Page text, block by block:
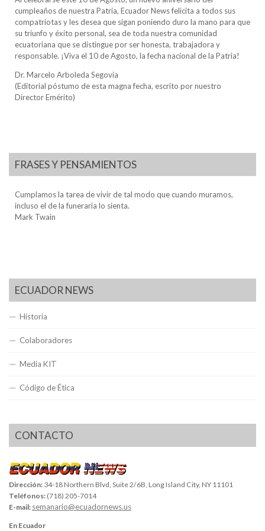
cumpleaños de nuestra Patria, Ecuador News felicita a todos sus
compatriotas y les desea que sigan poniendo duro la mano para que
su triunfo y éxito personal, sea de toda nuestra comunidad
ecuatoriana que se distingue por ser honesta, trabajadora y
responsable. ¡Viva el 10 de Agosto, la fecha nacional de la Patria!
Dr. Marcelo Arboleda Segovia
(Editorial póstumo de esta magna fecha, escrito por nuestro
Director Emérito)
FRASES Y PENSAMIENTOS
Cumplamos la tarea de vivir de tal modo que cuando muramos,
incluso el de la funeraria lo sienta.
Mark Twain
ECUADOR NEWS
Historia
Colaboradores
Media KIT
Código de Ética
CONTACTO
Dirección: 34-18 Northern Blvd, Suite 2/6B, Long Island City, NY 11101
Teléfonos: (718) 205-7014
E-mail: semanario@ecuadornews.us
En Ecuador